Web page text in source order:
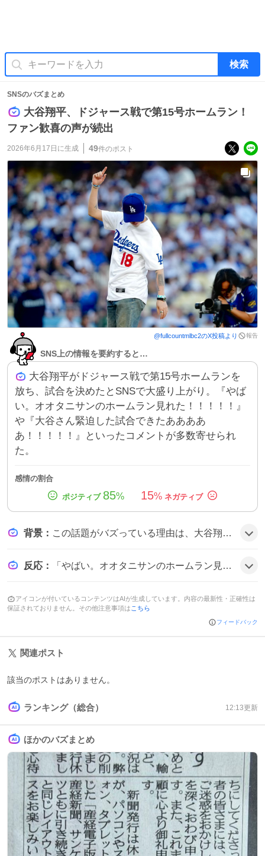
検索
SNSのバズまとめ
大谷翔平、ドジャース戦で第15号ホームラン！
ファン歓喜の声が続出
2026年6月17日 に生成 49件のポスト
@fullcountmlbc2のX投稿より 報告
SNS上の情報を要約すると…
大谷翔平がドジャース戦で第15号ホームランを
放ち、試合を決めたとSNSで大盛り上がり。『やば
い。オオタニサンのホームラン見れた！！！！！』
や『大谷さん緊迫した試合できたああああ
あ！！！！！』といったコメントが多数寄せられ
た。
感情の割合
85% 15%
背景 ： この話題がバズっている理由は、大谷翔平が投手と打者の二刀流で活躍し、さらに第15号本塁打という大きな節目を迎えたことがファンの期待感を高めたためだとみられる。
反応 ： 「やばい。オオタニサンのホームラン見れた！！！！！」と歓声が上がり、「大谷さん緊迫した試合できたあああああ！！！！！」と興奮が伝わる投稿が目立つ。多くのユーザーが「最高！」や「感動した」などのポジティブな感想を寄せている様子だ。
アイコンが付いているコンテンツはAIが生成しています。内容の最新性・正確性は
保証されておりません。その他注意事項はこちら
フィードバック
関連ポスト
該当のポストはありません。
ランキング（総合） 12:13更新
ほかのバズまとめ